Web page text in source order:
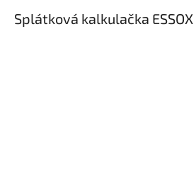
Splátková kalkulačka ESSOX